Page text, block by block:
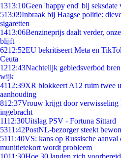
1313:10Geen 'happy end' bij
513:09Inbraak bij Haagse politie:
sigaretten
1413:06Benzineprijs daalt verder,
blijft
6212:52EU bekritiseert Meta en
Ceuta
1212:43Nachtelijk gebiedsverbod
wijk
4112:39XR blokkeert A12 ruim twee
aanhouding
812:37Vrouw krijgt door verwisseling
ingebracht
1112:30Uitslag PSV - Fortuna Sittard
5311:42PostNL-bezorger steekt
5111:40VS: kans op Russische
munitietekort wordt probleem
1011:30Hoe 30 landen zich